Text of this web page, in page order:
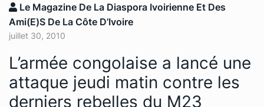
Le Magazine De La Diaspora Ivoirienne Et Des
Ami(e)s De La Côte D’Ivoire
juillet 30, 2010
L’armée congolaise a lancé une
attaque jeudi matin contre les
derniers rebelles du M23